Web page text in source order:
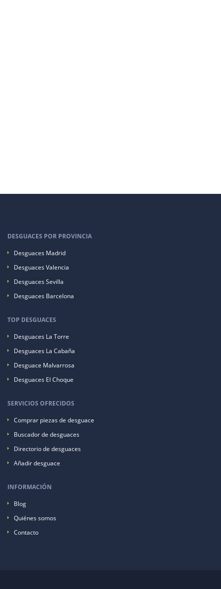
DESGUACES POR PROVINCIA
Desguaces Madrid
Desguaces Valencia
Desguaces Sevilla
Desguaces Barcelona
TOP DESGUACES
Desguaces La Torre
Desguaces La Cabaña
Desguace Malvarrosa
Desguaces El Choque
SERVICIOS OFRECIDOS
Comprar piezas de desguace
Buscador de desguaces
Directorio de desguaces
Añadir desguace
INFORMACIÓN
Blog
Quiénes somos
Contacto